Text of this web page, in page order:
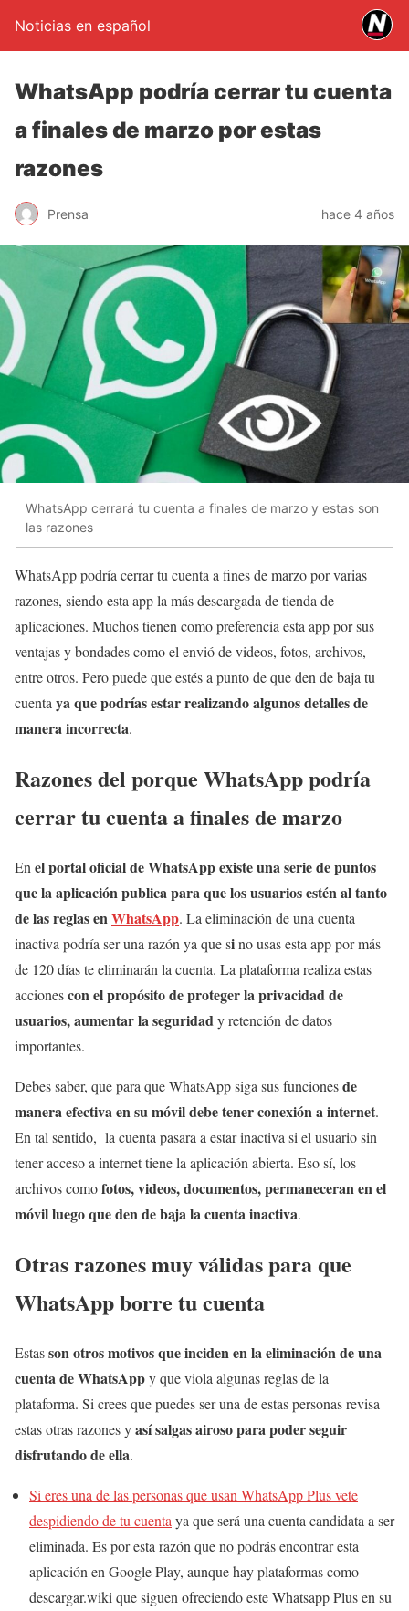
Noticias en español
WhatsApp podría cerrar tu cuenta
a finales de marzo por estas
razones
Prensa hace 4 años
WhatsApp cerrará tu cuenta a finales de marzo y estas son
las razones
WhatsApp podría cerrar tu cuenta a fines de marzo por varias
razones, siendo esta app la más descargada de tienda de
aplicaciones. Muchos tienen como preferencia esta app por sus
ventajas y bondades como el envió de videos, fotos, archivos,
entre otros. Pero puede que estés a punto de que den de baja tu
cuenta ya que podrías estar realizando algunos detalles de
manera incorrecta.
Razones del porque WhatsApp podría
cerrar tu cuenta a finales de marzo
En el portal oficial de WhatsApp existe una serie de puntos
que la aplicación publica para que los usuarios estén al tanto
de las reglas enWhatsApp. La eliminación de una cuenta
inactiva podría ser una razón ya que sino usas esta app por más
de 120 días te eliminarán la cuenta. La plataforma realiza estas
accionescon el propósito de proteger la privacidad de
usuarios, aumentar la seguridady retención de datos
importantes.
Debes saber, que para que WhatsApp siga sus funcionesde
manera efectiva en su móvil debe tener conexión a internet.
En tal sentido, la cuenta pasara a estar inactiva si el usuario sin
tener acceso a internet tiene la aplicación abierta. Eso sí, los
archivos comofotos, videos, documentos, permaneceran en el
móvil luego que den de baja la cuenta inactiva.
Otras razones muy válidas para que
WhatsApp borre tu cuenta
Estasson otros motivos que inciden en la eliminación de una
cuenta de WhatsAppy que viola algunas reglas de la
plataforma. Si crees que puedes ser una de estas personas revisa
estas otras razones yasí salgas airoso para poder seguir
disfrutando de ella.
Si eres una de las personas que usan WhatsApp Plus vete
despidiendo de tu cuenta ya que será una cuenta candidata a ser
eliminada. Es por esta razón que no podrás encontrar esta
aplicación en Google Play, aunque hay plataformas como
descargar.wiki que siguen ofreciendo este Whatsapp Plus en su